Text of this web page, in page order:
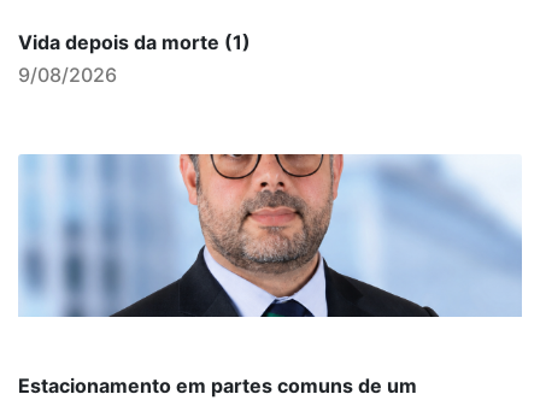
Vida depois da morte (1)
9/08/2026
Estacionamento em partes comuns de um